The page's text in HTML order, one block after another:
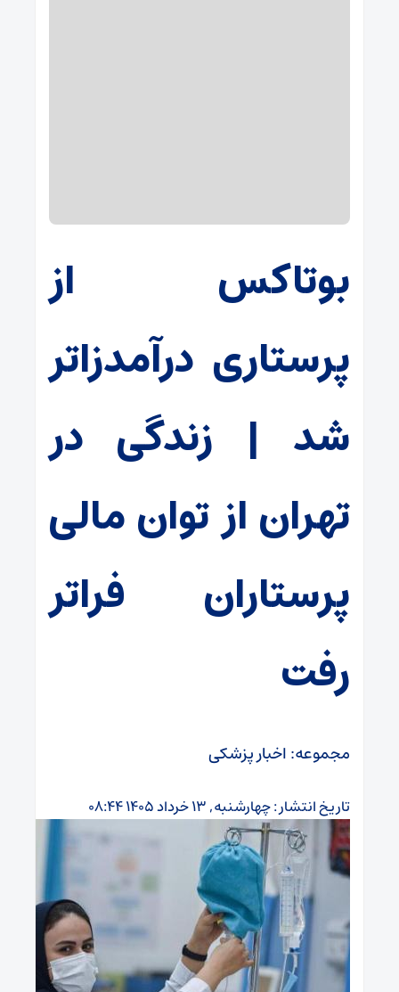
بوتاکس از
پرستاری درآمدزاتر
شد | زندگی در
تهران از توان مالی
پرستاران فراتر
رفت
مجموعه: اخبار پزشکی
تاریخ انتشار : چهارشنبه, ۱۳ خرداد ۱۴۰۵ ۰۸:۴۴